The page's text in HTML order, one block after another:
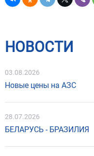
НОВОСТИ
03.08.2026
Новые цены на АЗС
28.07.2026
БЕЛАРУСЬ - БРАЗИЛИЯ